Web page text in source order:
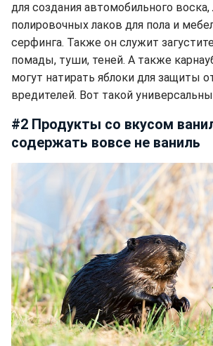
для создания автомобильного воска,
полировочных лаков для пола и
серфинга. Также он служит
помады, туши, теней. А также
могут натирать яблоки для защиты
вредителей. Вот такой
#2 Продукты со вкусом
содержать вовсе не ваниль